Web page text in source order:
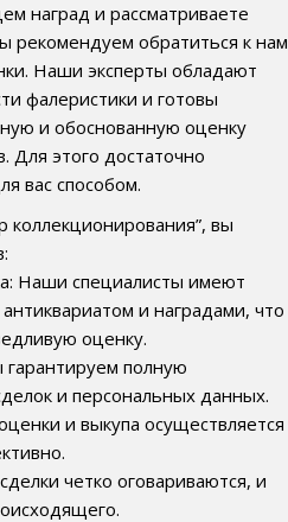
наград и рассматриваете
рекомендуем обратиться к нам
Наши эксперты обладают
фалеристики и готовы
и обоснованную оценку
Для этого достаточно
вас способом.
вы
Наши специалисты имеют
и наградами, что
оценку.
полную
и персональных данных.
и выкупа осуществляется
четко оговариваются, и